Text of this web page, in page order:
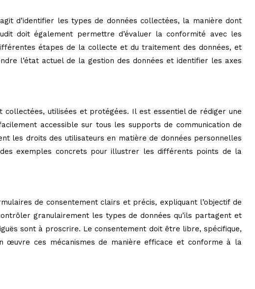
d’identifier les types de données collectées, la manière dont
doit également permettre d’évaluer la conformité avec les
étapes de la collecte et du traitement des données, et
l’état actuel de la gestion des données et identifier les axes
utilisées et protégées. Il est essentiel de rédiger une
accessible sur tous les supports de communication de
les droits des utilisateurs en matière de données personnelles
exemples concrets pour illustrer les différents points de la
de consentement clairs et précis, expliquant l’objectif de
granulairement les types de données qu’ils partagent et
sont à proscrire. Le consentement doit être libre, spécifique,
œuvre ces mécanismes de manière efficace et conforme à la